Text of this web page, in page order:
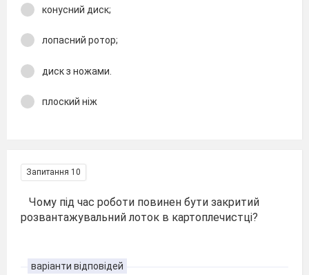
конусний диск;
лопасний ротор;
диск з ножами.
плоский ніж
Запитання 10
Чому під час роботи повинен бути закритий
розвантажувальний лоток в картоплечистці?
варіанти відповідей